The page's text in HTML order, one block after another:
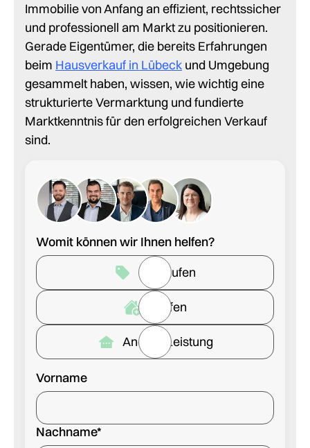
Womit können wir Ihnen helfen?
Verkaufen
Kaufen
Andere Leistung
Vorname
Nachname*
Immobilie von Anfang an effizient, rechtssicher
und professionell am Markt zu positionieren.
Gerade Eigentümer, die bereits Erfahrungen
beim Hausverkauf in Lübeck und Umgebung
gesammelt haben, wissen, wie wichtig eine
strukturierte Vermarktung und fundierte
Marktkenntnis für den erfolgreichen Verkauf
sind.